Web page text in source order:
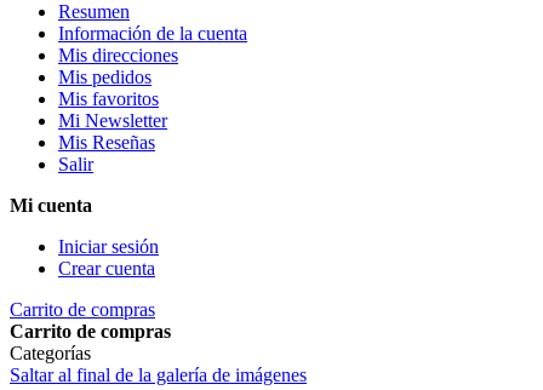
Resumen
Información de la cuenta
Mis direcciones
Mis pedidos
Mis favoritos
Mi Newsletter
Mis Reseñas
Salir
Mi cuenta
Iniciar sesión
Crear cuenta
Carrito de compras
Carrito de compras
Categorías
Saltar al final de la galería de imágenes